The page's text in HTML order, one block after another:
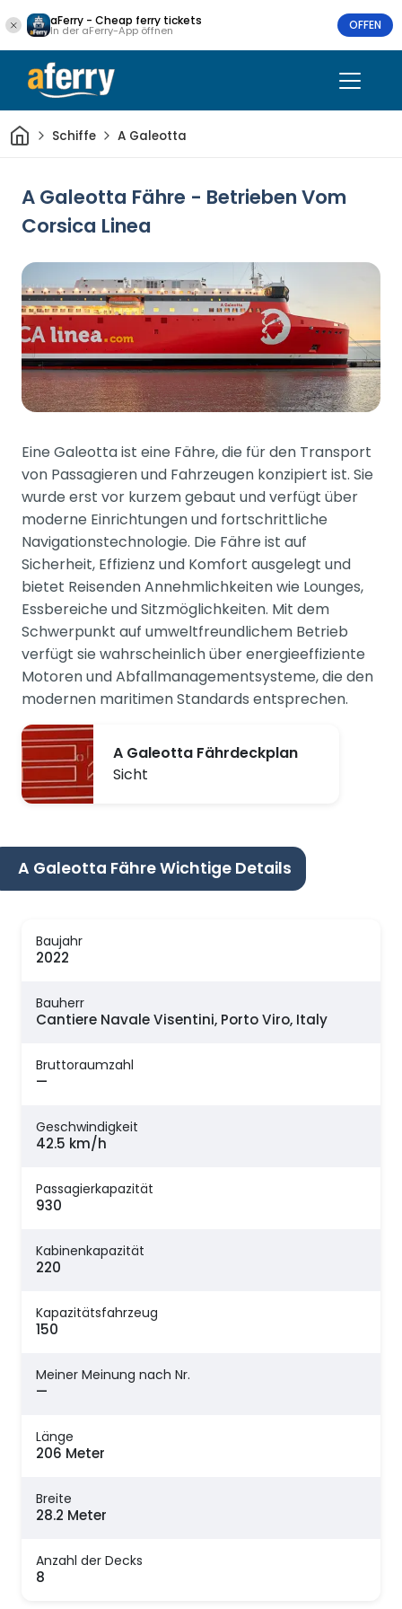
aFerry - Cheap ferry tickets
In der aFerry-App öffnen OFFEN
HeimSchiffe A Galeotta
A Galeotta Fähre - Betrieben Vom
Corsica Linea
Eine Galeotta ist eine Fähre, die für den Transport
von Passagieren und Fahrzeugen konzipiert ist. Sie
wurde erst vor kurzem gebaut und verfügt über
moderne Einrichtungen und fortschrittliche
Navigationstechnologie. Die Fähre ist auf
Sicherheit, Effizienz und Komfort ausgelegt und
bietet Reisenden Annehmlichkeiten wie Lounges,
Essbereiche und Sitzmöglichkeiten. Mit dem
Schwerpunkt auf umweltfreundlichem Betrieb
verfügt sie wahrscheinlich über energieeffiziente
Motoren und Abfallmanagementsysteme, die den
modernen maritimen Standards entsprechen.
A Galeotta Fährdeckplan
Sicht
A Galeotta Fähre Wichtige Details
Baujahr
2022
Bauherr
Cantiere Navale Visentini, Porto Viro, Italy
Bruttoraumzahl
—
Geschwindigkeit
42.5 km/h
Passagierkapazität
930
Kabinenkapazität
220
Kapazitätsfahrzeug
150
Meiner Meinung nach Nr.
—
Länge
206 Meter
Breite
28.2 Meter
Anzahl der Decks
8